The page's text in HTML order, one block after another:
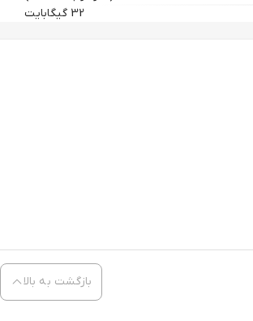
32 گیگابایت
بازگشت به بالا